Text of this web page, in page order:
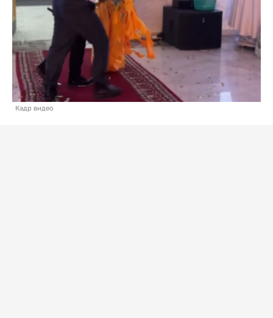
Кадр видео